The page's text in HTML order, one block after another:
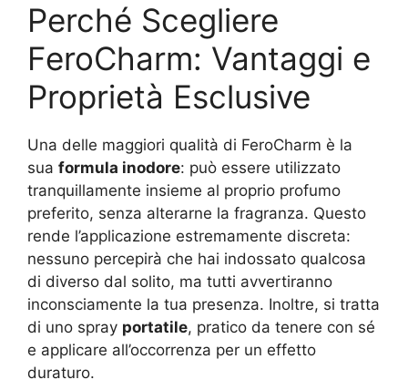
Perché Scegliere
FeroCharm: Vantaggi e
Proprietà Esclusive
Una delle maggiori qualità di FeroCharm è la
sua formula inodore: può essere utilizzato
tranquillamente insieme al proprio profumo
preferito, senza alterarne la fragranza. Questo
rende l’applicazione estremamente discreta:
nessuno percepirà che hai indossato qualcosa
di diverso dal solito, ma tutti avvertiranno
inconsciamente la tua presenza. Inoltre, si tratta
di uno spray portatile, pratico da tenere con sé
e applicare all’occorrenza per un effetto
duraturo.